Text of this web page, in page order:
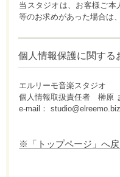
当スタジオは、お客様ご
等のお求めがあった場合は
個人情報保護に関する
エルリーモ音楽スタジオ
個人情報取扱責任者 榊原
e-mail： studio@elreemo.biz
※「トップページ」へ戻